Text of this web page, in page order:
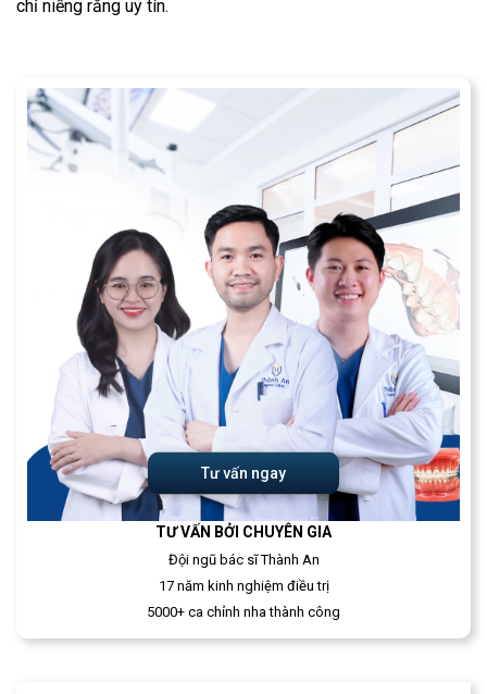
chỉ niềng răng uy tín.
Tư vấn ngay
TƯ VẤN BỞI CHUYÊN GIA
Đội ngũ bác sĩ Thành An
17 năm kinh nghiệm điều trị
5000+ ca chỉnh nha thành công